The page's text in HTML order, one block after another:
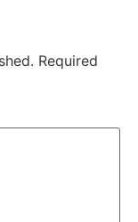
Required